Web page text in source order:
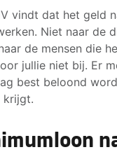
vindt dat het geld
Niet naar de
de mensen die
jullie niet bij. Er
best beloond
krijgt.